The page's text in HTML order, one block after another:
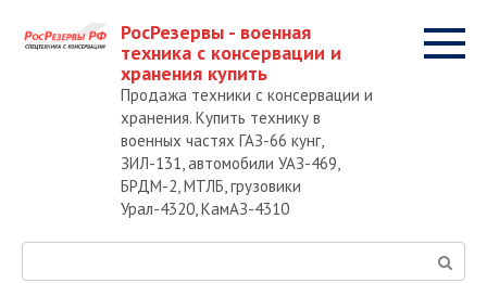
контенту
РосРезервы - военная
техника с консервации и
хранения купить
Продажа техники с консервации и
хранения. Купить технику в
военных частях ГАЗ-66 кунг,
ЗИЛ-131, автомобили УАЗ-469,
БРДМ-2, МТЛБ, грузовики
Урал-4320, КамАЗ-4310
Поиск: